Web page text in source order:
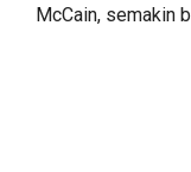
McCain, semakin